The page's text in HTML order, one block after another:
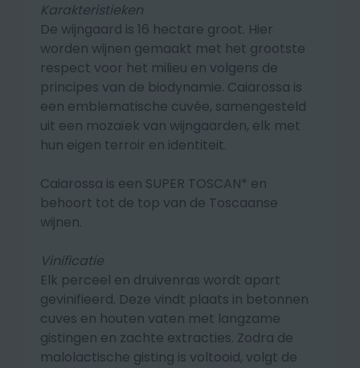
Karakteristieken
De wijngaard is 16 hectare groot. Hier
worden wijnen gemaakt met het grootste
respect voor het milieu en volgens de
principes van de biodynamie. Caiarossa is
een emblematische cuvée, samengesteld
uit een mozaïek van wijngaarden, elk met
hun eigen terroir en identiteit.
Caiarossa is een SUPER TOSCAN* en
behoort tot de top van de Toscaanse
wijnen.
Vinificatie
Elk perceel en druivenras wordt apart
gevinifieerd. Deze vindt plaats in betonnen
cuves en houten vaten met langzame
gistingen en zachte extracties. Zodra de
malolactische gisting is voltooid, volgt de